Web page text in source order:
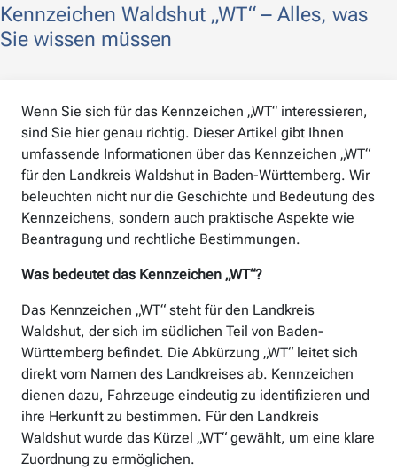
Kennzeichen Waldshut „WT“ – Alles, was
Sie wissen müssen
Wenn Sie sich für das Kennzeichen „WT“ interessieren,
sind Sie hier genau richtig. Dieser Artikel gibt Ihnen
umfassende Informationen über das Kennzeichen „WT“
für den Landkreis Waldshut in Baden-Württemberg. Wir
beleuchten nicht nur die Geschichte und Bedeutung des
Kennzeichens, sondern auch praktische Aspekte wie
Beantragung und rechtliche Bestimmungen.
Was bedeutet das Kennzeichen „WT“?
Das Kennzeichen „WT“ steht für den Landkreis
Waldshut, der sich im südlichen Teil von Baden-
Württemberg befindet. Die Abkürzung „WT“ leitet sich
direkt vom Namen des Landkreises ab. Kennzeichen
dienen dazu, Fahrzeuge eindeutig zu identifizieren und
ihre Herkunft zu bestimmen. Für den Landkreis
Waldshut wurde das Kürzel „WT“ gewählt, um eine klare
Zuordnung zu ermöglichen.